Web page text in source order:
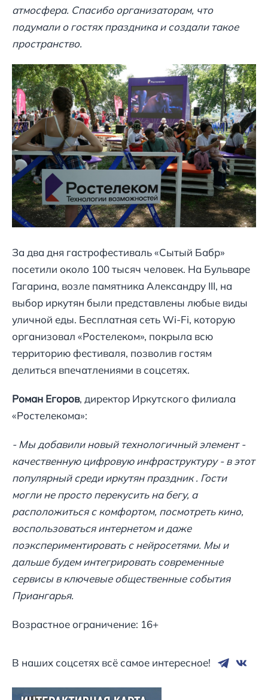
атмосфера. Спасибо организаторам, что
подумали о гостях праздника и создали такое
пространство.
За два дня гастрофестиваль «Сытый Бабр»
посетили около 100 тысяч человек. На Бульваре
Гагарина, возле памятника Александру III, на
выбор иркутян были представлены любые виды
уличной еды. Бесплатная сеть Wi-Fi, которую
организовал «Ростелеком», покрыла всю
территорию фестиваля, позволив гостям
делиться впечатлениями в соцсетях.
Роман Егоров, директор Иркутского филиала
«Ростелекома»:
- Мы добавили новый технологичный элемент -
качественную цифровую инфраструктуру - в этот
популярный среди иркутян праздник . Гости
могли не просто перекусить на бегу, а
расположиться с комфортом, посмотреть кино,
воспользоваться интернетом и даже
поэкспериментировать с нейросетями. Мы и
дальше будем интегрировать современные
сервисы в ключевые общественные события
Приангарья.
Возрастное ограничение: 16+
В наших соцсетях всё самое интересное!